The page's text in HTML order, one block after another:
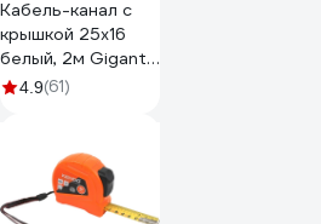
Кабель-канал с
крышкой 25х16
белый, 2м Gigant
79003-2GI
4.9(61)